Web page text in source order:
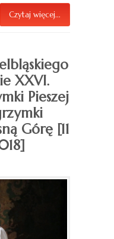
Czytaj więcej...
XXVI.
Pieszej
Górę [11